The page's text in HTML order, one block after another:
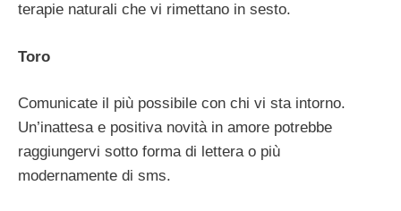
terapie naturali che vi rimettano in sesto.
Toro
Comunicate il più possibile con chi vi sta intorno.
Un’inattesa e positiva novità in amore potrebbe
raggiungervi sotto forma di lettera o più
modernamente di sms.